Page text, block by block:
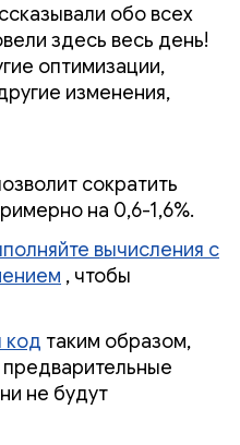
обо всех
здесь весь день!
оптимизации,
изменения,
сократить
на 0,6-1,6%.
вычисления с
, чтобы
код таким образом,
не будут